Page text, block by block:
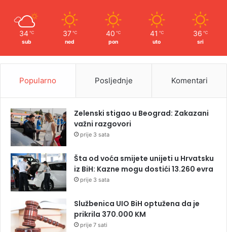
34 ℃
sub
37 ℃
ned
40 ℃
pon
41 ℃
uto
36 ℃
sri
Popularno Posljednje Komentari
Zelenski stigao u Beograd: Zakazani
važni razgovori
prije 3 sata
Šta od voća smijete unijeti u Hrvatsku
iz BiH: Kazne mogu dostići 13.260 evra
prije 3 sata
Službenica UIO BiH optužena da je
prikrila 370.000 KM
prije 7 sati